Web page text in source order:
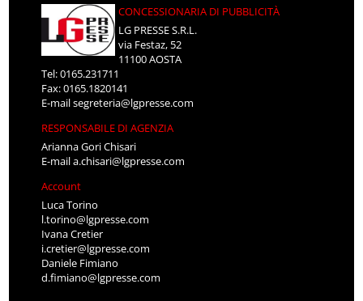
CONCESSIONARIA DI PUBBLICITÀ
LG PRESSE S.R.L.
via Festaz, 52
11100 AOSTA
Tel: 0165.231711
Fax: 0165.1820141
E-mailsegreteria@lgpresse.com
RESPONSABILE DI AGENZIA
Arianna Gori Chisari
E-maila.chisari@lgpresse.com
Account
Luca Torino
l.torino@lgpresse.com
Ivana Cretier
i.cretier@lgpresse.com
Daniele Fimiano
d.fimiano@lgpresse.com